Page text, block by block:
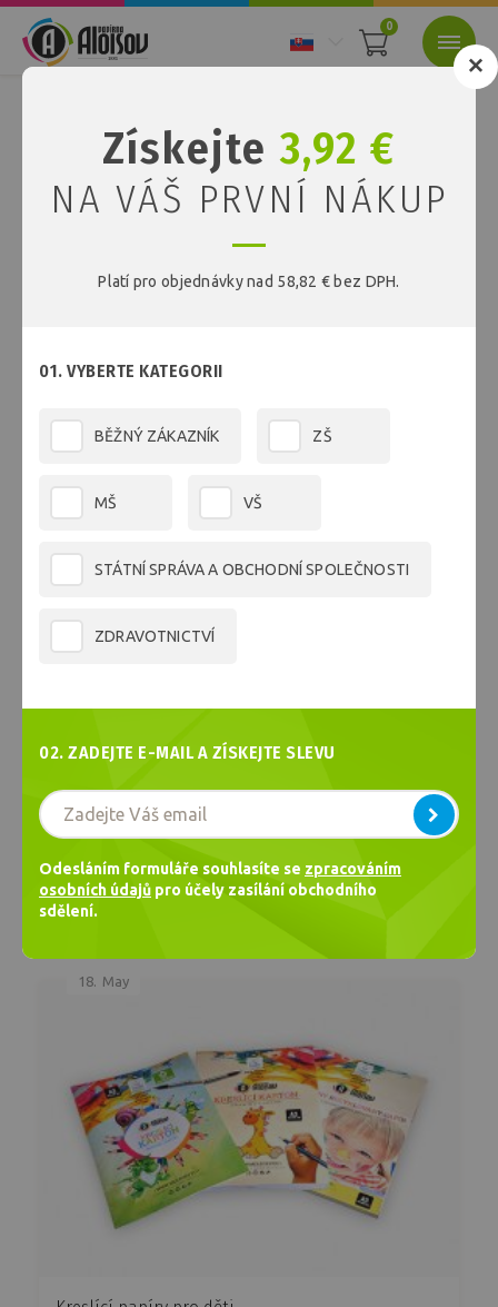
0
Články
Dárkové luxusní tašky
Ekologická taška přímo od výrobce
ČÍST VÍCE
18. May
Získejte3,92 €
NA VÁŠ PRVNÍ NÁKUP
Platí pro objednávky nad 58,82 € bez DPH.
01. VYBERTE KATEGORII
BĚŽNÝ ZÁKAZNÍK ZŠ
MŠ VŠ
STÁTNÍ SPRÁVA A OBCHODNÍ SPOLEČNOSTI
ZDRAVOTNICTVÍ
02. ZADEJTE E-MAIL A ZÍSKEJTE SLEVU
Odesláním formuláře souhlasíte se zpracováním
osobních údajů pro účely zasílání obchodního
sdělení.